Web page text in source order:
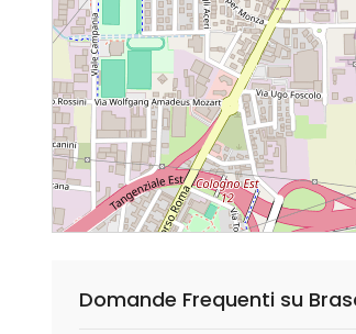
Domande Frequenti su